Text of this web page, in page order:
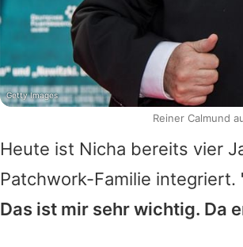
Heute ist Nicha bereits vier
Patchwork-Familie integriert.
Das ist mir sehr wichtig. Da
Getty Images
Reiner Calmund